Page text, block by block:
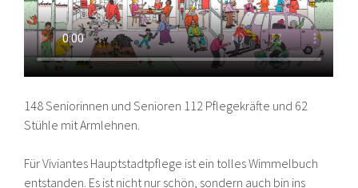
148 Seniorinnen und Senioren 112 Pflegekräfte und 62
Stühle mit Armlehnen.
Für Viviantes Hauptstadtpflege ist ein tolles Wimmelbuch
entstanden. Es ist nicht nur schön, sondern auch bin ins